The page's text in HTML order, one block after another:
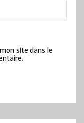
site dans le